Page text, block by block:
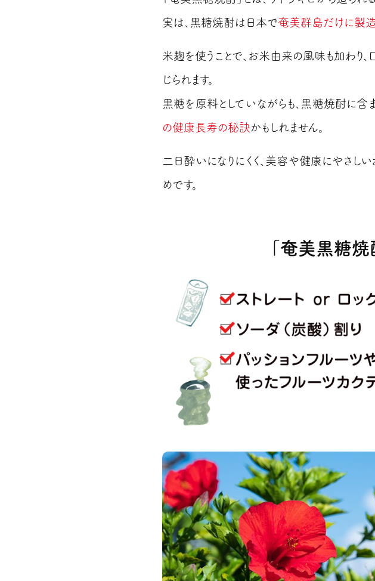
実は、黒糖焼酎は日本で奄美群島だけに製
米麹を使うことで、お米由来の風味も加わり
じられます。
黒糖を原料としていながらも、黒糖焼酎に含
の健康長寿の秘訣かもしれません。
二日酔いになりにくく、美容や健康にやさ
めです。
「奄美黒糖焼